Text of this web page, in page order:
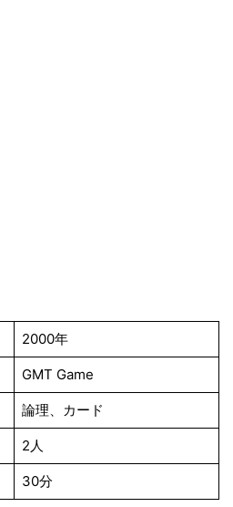
2000年
GMT Game
論理、カード
2人
30分